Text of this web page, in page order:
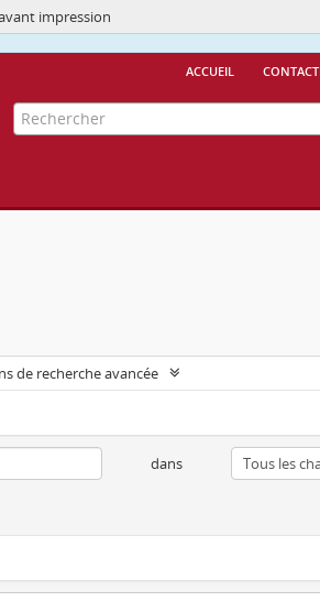
des cookiesMore Info.
accueil
impression
de recherche avancée
dans